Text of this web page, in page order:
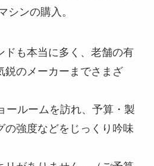
シンの購入。
ドも本当に多く、老舗の有
鋭のメーカーまでさまざ
ールームを訪れ、予算・製
の強度などをじっくり吟味